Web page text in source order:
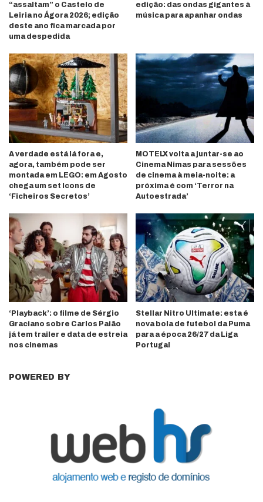
“assaltam” o Castelo de
Leiria no Ágora 2026; edição
deste ano fica marcada por
uma despedida
edição: das ondas gigantes à
música para apanhar ondas
A verdade está lá fora e,
agora, também pode ser
montada em LEGO: em Agosto
chega um set Icons de
‘Ficheiros Secretos’
MOTELX volta a juntar-se ao
Cinema Nimas para sessões
de cinema à meia-noite: a
próxima é com ‘Terror na
Autoestrada’
‘Playback’: o filme de Sérgio
Graciano sobre Carlos Paião
já tem trailer e data de estreia
nos cinemas
Stellar Nitro Ultimate: esta é
nova bola de futebol da Puma
para a época 26/27 da Liga
Portugal
POWERED BY